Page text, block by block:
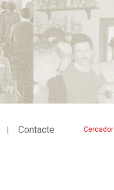
Cercador
Contacte